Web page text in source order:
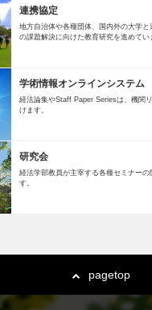
連携協定
地方自治体や各種団体、国内外の大学と
の課題解決に向けた教育研究を進めてい
学術情報オンラインシステム
経法論集やStaff Paper Seriesは、機関
けます。
研究会
経法学部教員が主宰する各種セミナーの
す。
pagetop